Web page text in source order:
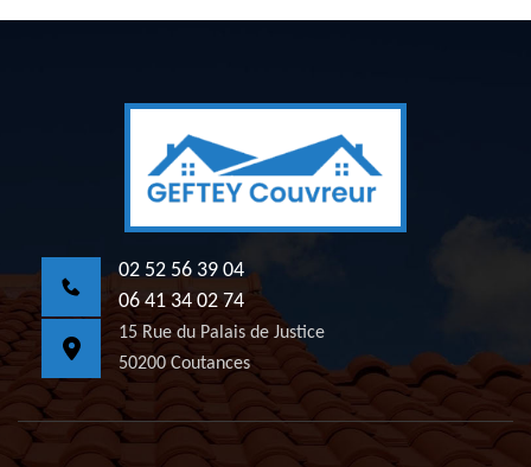
02 52 56 39 04
06 41 34 02 74
15 Rue du Palais de Justice
50200 Coutances